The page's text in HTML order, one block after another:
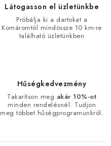
Látogasson el üzletünkbe
Próbálja ki a dartokat a
Komáromtól mindössze 10 km-re
található üzletünkben
Hűségkedvezmény
Takarítson meg akár 10%-ot
minden rendelésnél. Tudjon
meg többet hűségprogramunkról.